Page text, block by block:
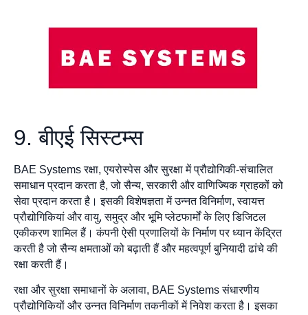
9. बीएई सिस्टम्स
BAE Systems रक्षा, एयरोस्पेस और सुरक्षा में प्रौद्योगिकी-संचालित
समाधान प्रदान करता है, जो सैन्य, सरकारी और वाणिज्यिक ग्राहकों को
सेवा प्रदान करता है। इसकी विशेषज्ञता में उन्नत विनिर्माण, स्वायत्त
प्रौद्योगिकियां और वायु, समुद्र और भूमि प्लेटफार्मों के लिए डिजिटल
एकीकरण शामिल हैं। कंपनी ऐसी प्रणालियों के निर्माण पर ध्यान केंद्रित
करती है जो सैन्य क्षमताओं को बढ़ाती हैं और महत्वपूर्ण बुनियादी ढांचे की
रक्षा करती हैं।
रक्षा और सुरक्षा समाधानों के अलावा, BAE Systems संधारणीय
प्रौद्योगिकियों और उन्नत विनिर्माण तकनीकों में निवेश करता है। इसका